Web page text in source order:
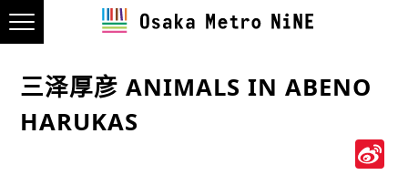
三泽厚彦 ANIMALS IN ABENO
HARUKAS